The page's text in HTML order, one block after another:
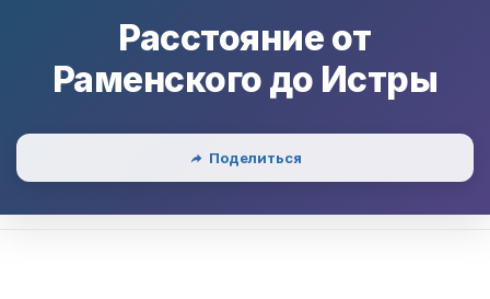
Расстояние от
Раменского до Истры
Поделиться